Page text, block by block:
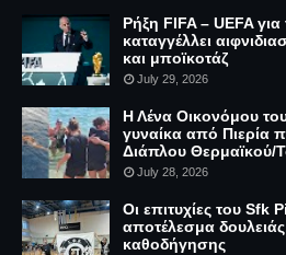
Ρήξη FIFA – UEFA
καταγγέλλει
και μποϊκοτάζ
July 29, 2026
Η Λένα Οικονόμου
γυναίκα από Πιερία
Διάπλου Θερμαϊκού/
July 28, 2026
Οι επιτυχίες του Sfk
αποτέλεσμα
καθοδήγησης